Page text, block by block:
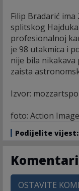
Filip Bradarić ima
splitskog
profesionalnoj
je 98 utakmica i
nije bila nikakava
zaista
Izvor:
foto: Action
Podijelite vijest:
Komentari
OSTAVITE